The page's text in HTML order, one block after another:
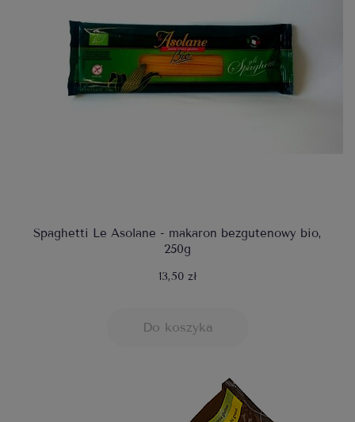
Spaghetti Le Asolane - makaron bezgutenowy bio,
250g
13,50 zł
Do koszyka